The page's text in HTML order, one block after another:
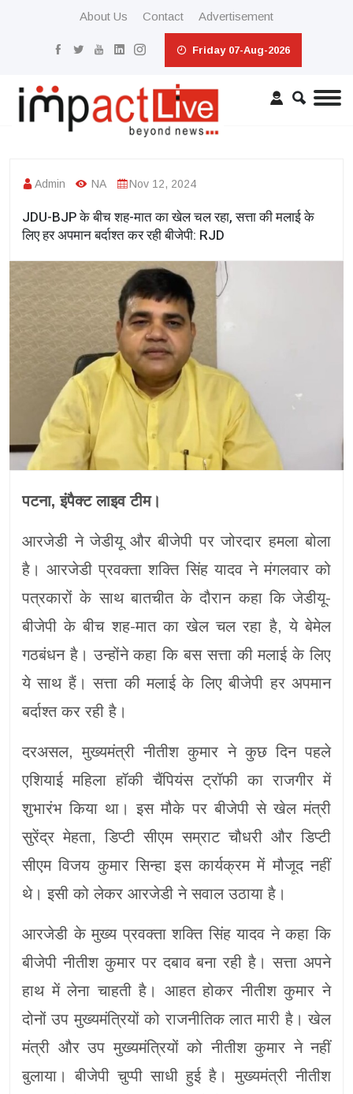
About Us Contact Advertisement
Friday 07-Aug-2026
Admin NA Nov 12, 2024
JDU-BJP के बीच शह-मात का खेल चल रहा, सत्ता की मलाई के
लिए हर अपमान बर्दाश्त कर रही बीजेपी: RJD
पटना, इंपैक्ट लाइव टीम।
आरजेडी ने जेडीयू और बीजेपी पर जोरदार हमला बोला
है। आरजेडी प्रवक्ता शक्ति सिंह यादव ने मंगलवार को
पत्रकारों के साथ बातचीत के दौरान कहा कि जेडीयू-
बीजेपी के बीच शह-मात का खेल चल रहा है, ये बेमेल
गठबंधन है। उन्होंने कहा कि बस सत्ता की मलाई के लिए
ये साथ हैं। सत्ता की मलाई के लिए बीजेपी हर अपमान
बर्दाश्त कर रही है।
दरअसल, मुख्यमंत्री नीतीश कुमार ने कुछ दिन पहले
एशियाई महिला हॉकी चैंपियंस ट्रॉफी का राजगीर में
शुभारंभ किया था। इस मौके पर बीजेपी से खेल मंत्री
सुरेंद्र मेहता, डिप्टी सीएम सम्राट चौधरी और डिप्टी
सीएम विजय कुमार सिन्हा इस कार्यक्रम में मौजूद नहीं
थे। इसी को लेकर आरजेडी ने सवाल उठाया है।
आरजेडी के मुख्य प्रवक्ता शक्ति सिंह यादव ने कहा कि
बीजेपी नीतीश कुमार पर दबाव बना रही है। सत्ता अपने
हाथ में लेना चाहती है। आहत होकर नीतीश कुमार ने
दोनों उप मुख्यमंत्रियों को राजनीतिक लात मारी है। खेल
मंत्री और उप मुख्यमंत्रियों को नीतीश कुमार ने नहीं
बुलाया। बीजेपी चुप्पी साधी हुई है। मुख्यमंत्री नीतीश